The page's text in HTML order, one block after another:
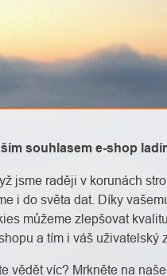
souhlasem e-shop
jsme raději v korunách
i do světa dat. Díky
můžeme zlepšovat
a tím i váš uživatelský
vědět víc? Mrkněte na